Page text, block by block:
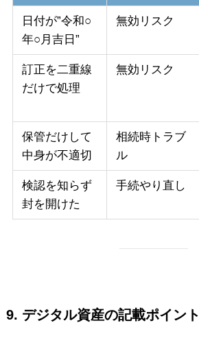
日付が”令和○
年○月吉日”
無効リスク
訂正を二重線
だけで処理
無効リスク
保管だけして
中身が不適切
相続時トラブ
ル
検認を知らず
封を開けた
手続やり直し
9. デジタル資産の記載ポイント